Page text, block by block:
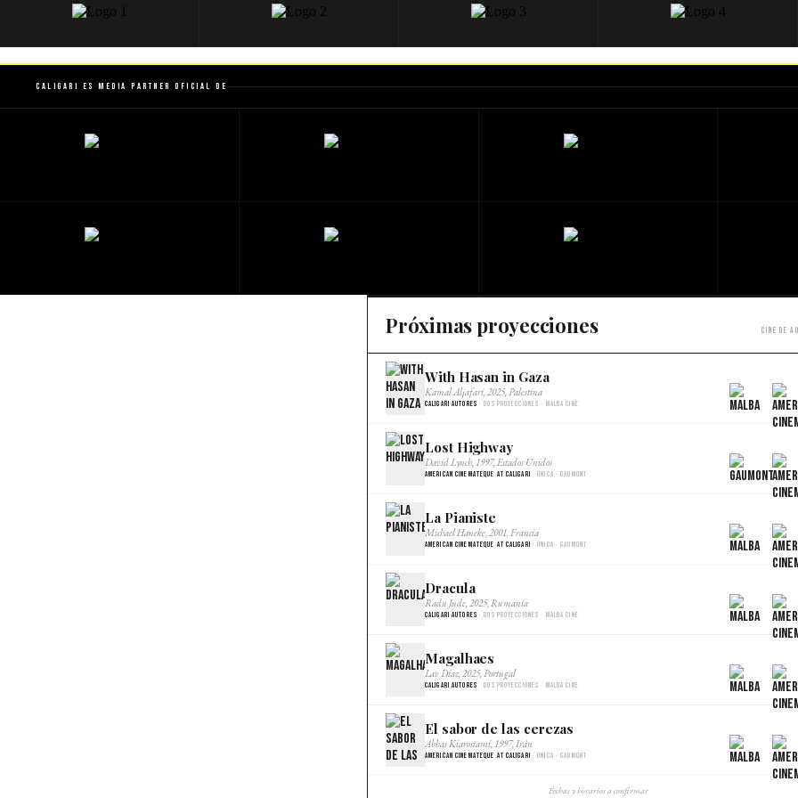
Caligari es Media Partner Oficial de
Próximas proyecciones Cine de
With Hasan in Gaza
Kamal Aljafari, 2025, Palestina
Caligari Autores · Dos proyecciones · Malba Cine
×
Lost Highway
David Lynch, 1997, Estados Unidos
American Cinemateque at Caligari · Única · Gaumont
×
La Pianiste
Michael Haneke, 2001, Francia
American Cinemateque at Caligari · Única · Gaumont
×
Dracula
Radu Jude, 2025, Rumania
Caligari Autores · Dos proyecciones · Malba Cine
×
Magalhaes
Lav Diaz, 2025, Portugal
Caligari Autores · Dos proyecciones · Malba Cine
×
El sabor de las cerezas
Abbas Kiarostami, 1997, Irán
American Cinemateque at Caligari · Única · Gaumont
×
Fechas y horarios a confirmar